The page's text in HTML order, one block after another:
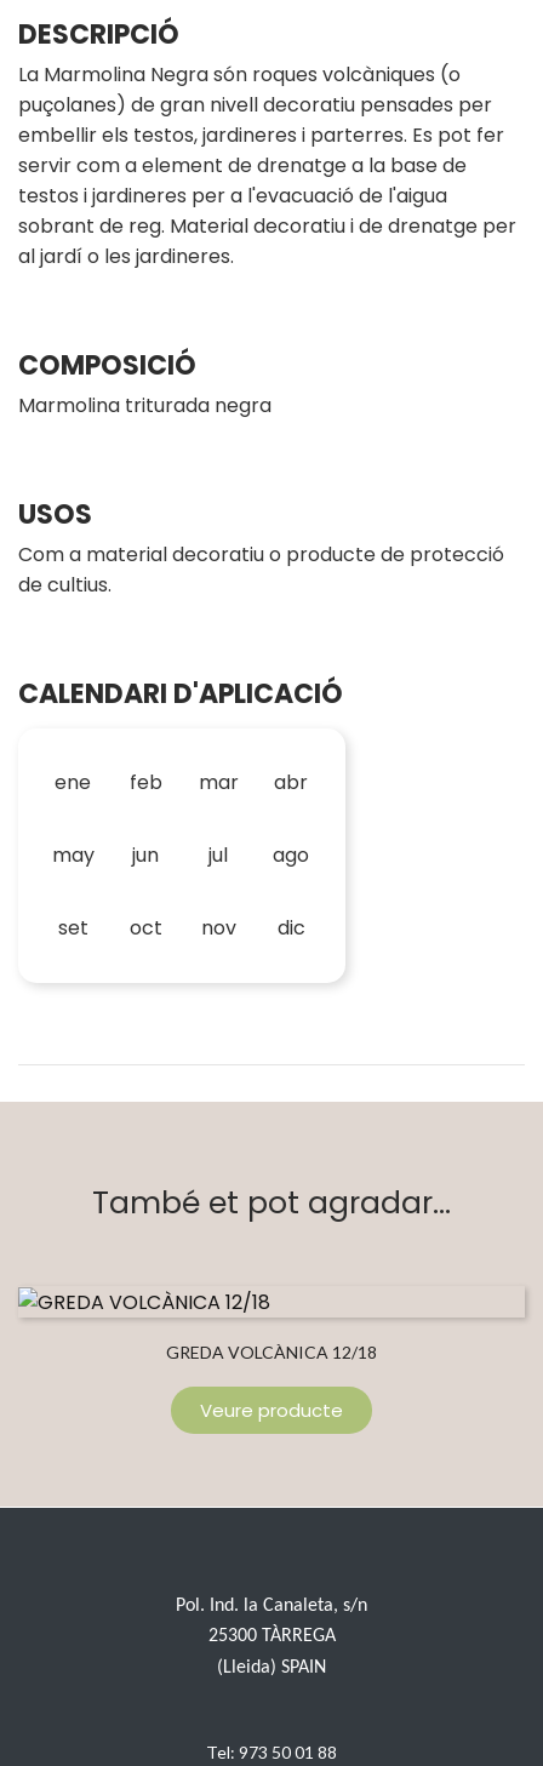
DESCRIPCIÓ
La Marmolina Negra són roques volcàniques (o
puçolanes) de gran nivell decoratiu pensades per
embellir els testos, jardineres i parterres. Es pot fer
servir com a element de drenatge a la base de
testos i jardineres per a l'evacuació de l'aigua
sobrant de reg. Material decoratiu i de drenatge per
al jardí o les jardineres.
COMPOSICIÓ
Marmolina triturada negra
USOS
Com a material decoratiu o producte de protecció
de cultius.
CALENDARI D'APLICACIÓ
ene feb mar abr
may jun jul ago
set oct nov dic
També et pot agradar...
GREDA VOLCÀNICA 12/18
Veure producte
Pol. Ind. la Canaleta, s/n
25300 TÀRREGA
(Lleida) SPAIN
Tel: 973 50 01 88